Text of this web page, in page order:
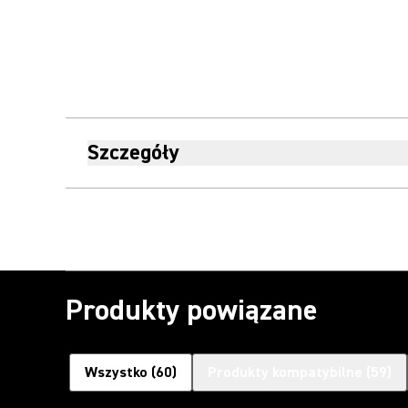
Szczegóły
Produkty powiązane
Wszystko (60)